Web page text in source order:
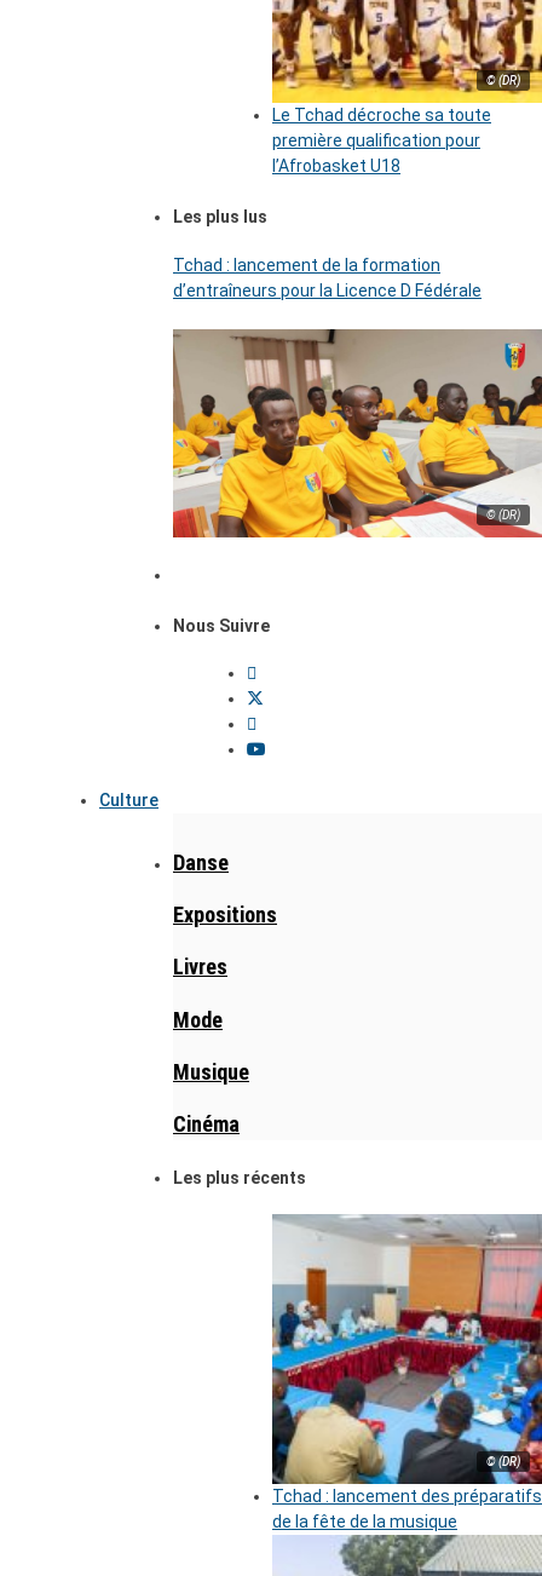
© (DR)
Le Tchad décroche sa toute
première qualification pour
l’Afrobasket U18
Les plus lus
Tchad : lancement de la formation
d’entraîneurs pour la Licence D Fédérale
© (DR)
Nous Suivre
Culture
Danse
Expositions
Livres
Mode
Musique
Cinéma
Les plus récents
© (DR)
Tchad : lancement des préparatifs
de la fête de la musique